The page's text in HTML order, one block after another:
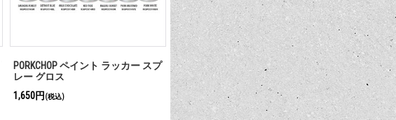
PORKCHOP ペイント ラッカー スプ
レー グロス
1,650円 (税込)